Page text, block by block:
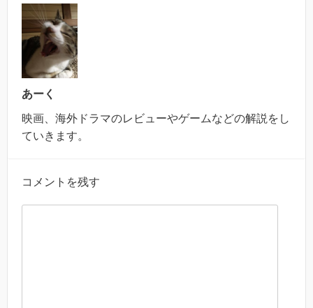
あーく
映画、海外ドラマのレビューやゲームなどの解説をし
ていきます。
コメントを残す